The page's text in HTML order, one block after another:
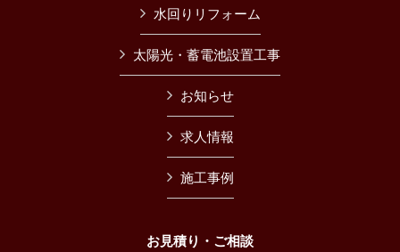
水回りリフォーム
太陽光・蓄電池設置工事
お知らせ
求人情報
施工事例
お見積り・ご相談